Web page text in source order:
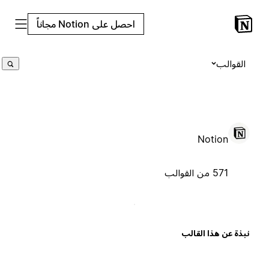
احصل على Notion مجاناً
القوالب
Notion
عن هذا القالب